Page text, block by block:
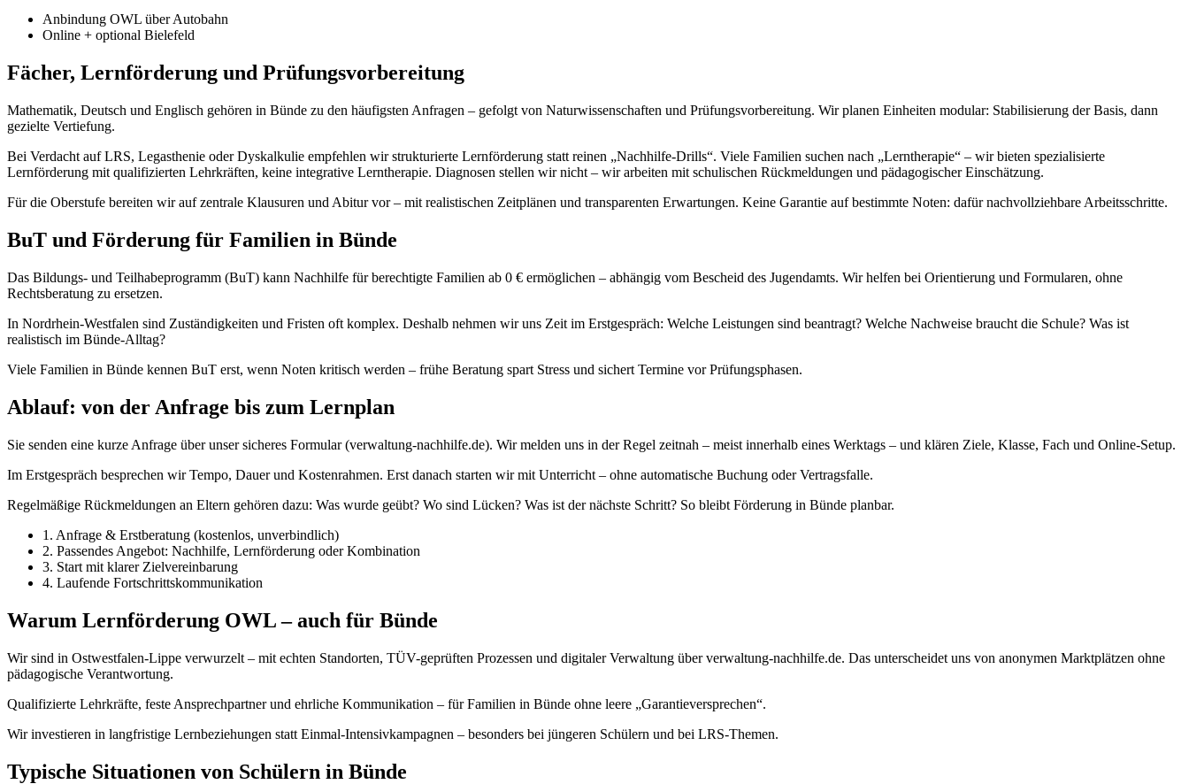
Anbindung OWL über Autobahn
Online + optional Bielefeld
Fächer, Lernförderung und Prüfungsvorbereitung
Mathematik, Deutsch und Englisch gehören in Bünde zu den häufigsten Anfragen – gefolgt von Naturwissenschaften und Prüfungsvorbereitung. Wir planen Einheiten modular: Stabilisierung der Basis, dann
gezielte Vertiefung.
Bei Verdacht auf LRS, Legasthenie oder Dyskalkulie empfehlen wir strukturierte Lernförderung statt reinen „Nachhilfe-Drills“. Viele Familien suchen nach „Lerntherapie“ – wir bieten spezialisierte
Lernförderung mit qualifizierten Lehrkräften, keine integrative Lerntherapie. Diagnosen stellen wir nicht – wir arbeiten mit schulischen Rückmeldungen und pädagogischer Einschätzung.
Für die Oberstufe bereiten wir auf zentrale Klausuren und Abitur vor – mit realistischen Zeitplänen und transparenten Erwartungen. Keine Garantie auf bestimmte Noten: dafür nachvollziehbare Arbeitsschritte.
BuT und Förderung für Familien in Bünde
Das Bildungs- und Teilhabeprogramm (BuT) kann Nachhilfe für berechtigte Familien ab 0 € ermöglichen – abhängig vom Bescheid des Jugendamts. Wir helfen bei Orientierung und Formularen, ohne
Rechtsberatung zu ersetzen.
In Nordrhein-Westfalen sind Zuständigkeiten und Fristen oft komplex. Deshalb nehmen wir uns Zeit im Erstgespräch: Welche Leistungen sind beantragt? Welche Nachweise braucht die Schule? Was ist
realistisch im Bünde-Alltag?
Viele Familien in Bünde kennen BuT erst, wenn Noten kritisch werden – frühe Beratung spart Stress und sichert Termine vor Prüfungsphasen.
Ablauf: von der Anfrage bis zum Lernplan
Sie senden eine kurze Anfrage über unser sicheres Formular (verwaltung-nachhilfe.de). Wir melden uns in der Regel zeitnah – meist innerhalb eines Werktags – und klären Ziele, Klasse, Fach und Online-Setup.
Im Erstgespräch besprechen wir Tempo, Dauer und Kostenrahmen. Erst danach starten wir mit Unterricht – ohne automatische Buchung oder Vertragsfalle.
Regelmäßige Rückmeldungen an Eltern gehören dazu: Was wurde geübt? Wo sind Lücken? Was ist der nächste Schritt? So bleibt Förderung in Bünde planbar.
1. Anfrage & Erstberatung (kostenlos, unverbindlich)
2. Passendes Angebot: Nachhilfe, Lernförderung oder Kombination
3. Start mit klarer Zielvereinbarung
4. Laufende Fortschrittskommunikation
Warum Lernförderung OWL – auch für Bünde
Wir sind in Ostwestfalen-Lippe verwurzelt – mit echten Standorten, TÜV-geprüften Prozessen und digitaler Verwaltung über verwaltung-nachhilfe.de. Das unterscheidet uns von anonymen Marktplätzen ohne
pädagogische Verantwortung.
Qualifizierte Lehrkräfte, feste Ansprechpartner und ehrliche Kommunikation – für Familien in Bünde ohne leere „Garantieversprechen“.
Wir investieren in langfristige Lernbeziehungen statt Einmal-Intensivkampagnen – besonders bei jüngeren Schülern und bei LRS-Themen.
Typische Situationen von Schülern in Bünde